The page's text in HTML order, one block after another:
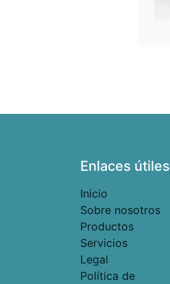
Enlaces útiles
Inicio
Sobre nosotros
Productos
Servicios
Legal
Política de